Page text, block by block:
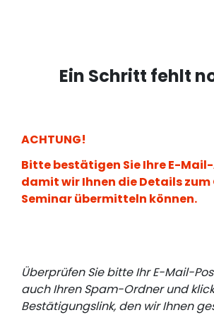
Ein Schritt fehlt
ACHTUNG!
Bitte bestätigen Sie Ihre E-
damit wir Ihnen die Details zum
Seminar übermitteln können.
Überprüfen Sie bitte Ihr E-Mail-
auch Ihren Spam-Ordner und
Bestätigungslink, den wir Ihnen